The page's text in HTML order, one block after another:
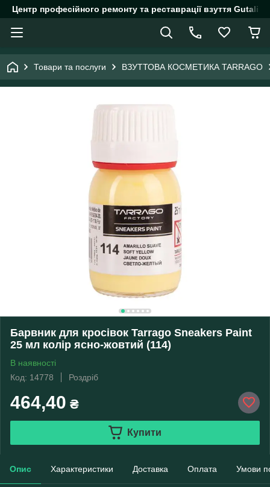
Центр професійного ремонту та реставрації взуття
Товари та послуги ВЗУТТОВА КОСМЕТИКА TARRAGO
Барвник для кросівок Tarrago Sneakers Paint
25 мл колір ясно-жовтий (114)
В наявності
Код: 14778
Роздріб
464,40 ₴
Купити
Опис Характеристики Доставка Оплата Умови